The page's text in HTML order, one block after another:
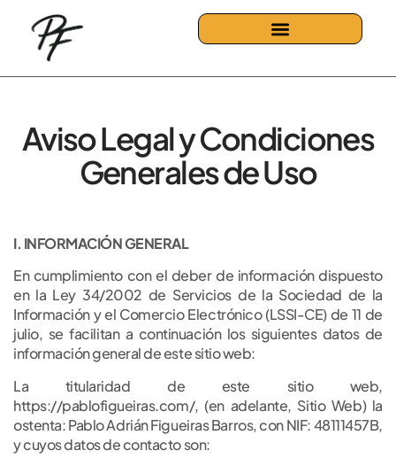
Aviso Legal y Condiciones
Generales de Uso
I. INFORMACIÓN GENERAL
En cumplimiento con el deber de información dispuesto
en la Ley 34/2002 de Servicios de la Sociedad de la
Información y el Comercio Electrónico (LSSI-CE) de 11 de
julio, se facilitan a continuación los siguientes datos de
información general de este sitio web:
La titularidad de este sitio web,
https://pablofigueiras.com/, (en adelante, Sitio Web) la
ostenta: Pablo Adrián Figueiras Barros, con NIF: 48111457B,
y cuyos datos de contacto son: